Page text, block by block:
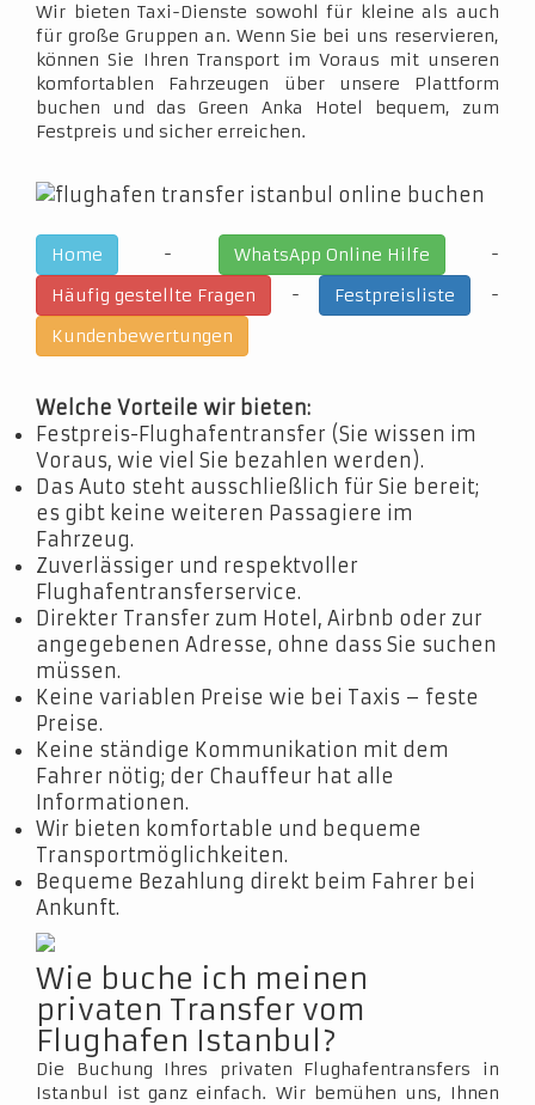
Wir bieten Taxi-Dienste sowohl für kleine als auch
für große Gruppen an. Wenn Sie bei uns reservieren,
können Sie Ihren Transport im Voraus mit unseren
komfortablen Fahrzeugen über unsere Plattform
buchen und das Green Anka Hotel bequem, zum
Festpreis und sicher erreichen.
Home - WhatsApp Online Hilfe
-
Häufig gestellte Fragen
- Festpreisliste
-
Kundenbewertungen
Welche Vorteile wir bieten:
Festpreis-Flughafentransfer (Sie wissen im
Voraus, wie viel Sie bezahlen werden).
Das Auto steht ausschließlich für Sie bereit;
es gibt keine weiteren Passagiere im
Fahrzeug.
Zuverlässiger und respektvoller
Flughafentransferservice.
Direkter Transfer zum Hotel, Airbnb oder zur
angegebenen Adresse, ohne dass Sie suchen
müssen.
Keine variablen Preise wie bei Taxis – feste
Preise.
Keine ständige Kommunikation mit dem
Fahrer nötig; der Chauffeur hat alle
Informationen.
Wir bieten komfortable und bequeme
Transportmöglichkeiten.
Bequeme Bezahlung direkt beim Fahrer bei
Ankunft.
Wie buche ich meinen
privaten Transfer vom
Flughafen Istanbul?
Die Buchung Ihres privaten Flughafentransfers in
Istanbul ist ganz einfach. Wir bemühen uns, Ihnen